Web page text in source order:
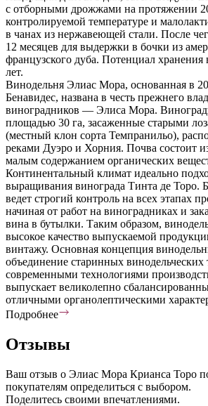
с отборными дрожжами на протяжении
контролируемой температуре и
в чанах из нержавеющей стали. После
12 месяцев для выдержки в бочки из
французского дуба. Потенциал хранения
лет.
Винодельня Элиас Мора, основанная в
Бенавидес, названа в честь прежнего
виноградников — Элиса Мора.
площадью 30 га, засаженные старыми
(местный клон сорта Темпранильо),
реками Дуэро и Хорния. Почва состоит
малым содержанием органических
Континентальный климат идеально
выращивания винограда Тинта де Торо.
ведет строгий контроль на всех этапах
начиная от работ на виноградниках и
вина в бутылки. Таким образом,
высокое качество выпускаемой
винтажу. Основная концепция
объединение старинных винодельческих
современными технологиями
выпускает великолепно
отличными органолептическими
Подробнее
Отзывы
Ваш отзыв о Элиас Мора Крианса Торо
покупателям определиться с выбором.
Поделитесь своими впечатлениями.